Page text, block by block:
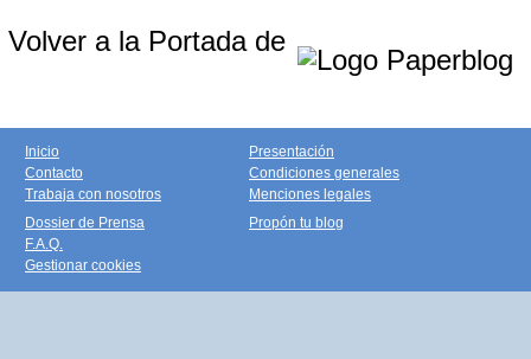
Volver a la Portada de
Inicio
Contacto
Trabaja con nosotros
Presentación
Condiciones generales
Menciones legales
Dossier de Prensa
F.A.Q.
Gestionar cookies
Propón tu blog